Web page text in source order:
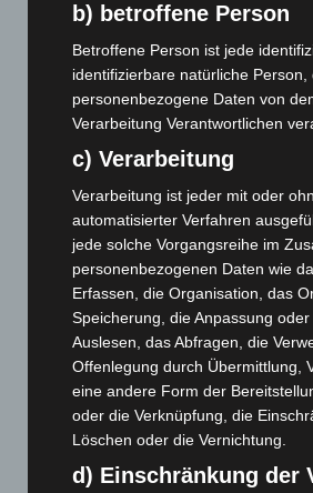
Hannover: Erste Tigermücken-
7. August 2026
Brand im „Haus der Begegnung“ in
eingedämmt
6. August 2026
Region Hannover: 21 neue
Roten Kreuz
5. August 2026
Mann läuft mit Hockeyschläger über
Zeugen
5. August 2026
Celle: Mensch stirbt bei Bagger-Unfall
5. August 2026
beschädigt
b) betroffene Person
Betroffene Person ist jede
identifizierbare natürliche Person,
personenbezogene Daten von
Verarbeitung Verantwortlichen
c) Verarbeitung
Verarbeitung ist jeder mit oder
automatisierter Verfahren
jede solche Vorgangsreihe im
personenbezogenen Daten wie
Erfassen, die Organisation, das
Speicherung, die Anpassung
Auslesen, das Abfragen, die
Offenlegung durch Übermittlung,
eine andere Form der
oder die Verknüpfung, die
Löschen oder die Vernichtung.
d) Einschränkung der